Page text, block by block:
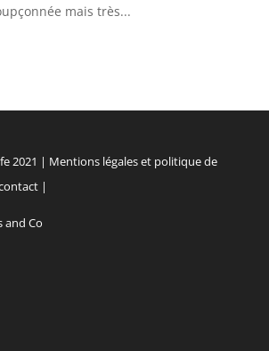
mais très...
2021 | Mentions légales et politique de
|
and Co